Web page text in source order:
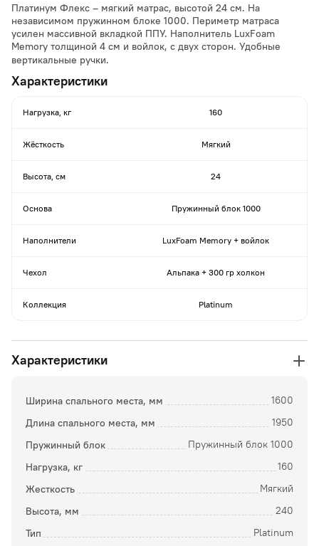
Платинум Флекс – мягкий матрас, высотой 24 см. На
независимом пружинном блоке 1000. Периметр матраса
усилен массивной вкладкой ППУ. Наполнитель LuxFoam
Memory толщиной 4 см и войлок, с двух сторон. Удобные
вертикальные ручки.
Характеристики
Нагрузка, кг 160
Жёсткость Мягкий
Высота, см 24
Основа Пружинный блок 1000
Наполнители LuxFoam Memory + войлок
Чехол Альпака + 300 гр холкон
Коллекция Platinum
Характеристики
Ширина спального места, мм 1600
Длина спального места, мм 1950
Пружинный блок Пружинный блок 1000
Нагрузка, кг 160
Жесткость Мягкий
Высота, мм 240
Тип Platinum